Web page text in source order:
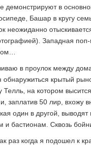
демонстрируют в
Башар в кругу
неожиданно
Западная поп-
в проулок между
обнаружиться крытый
Телль, на котором
заплатив 50 лир, вхожу
один в другой,
и бастионам. Сквозь
раз когда я подошел к